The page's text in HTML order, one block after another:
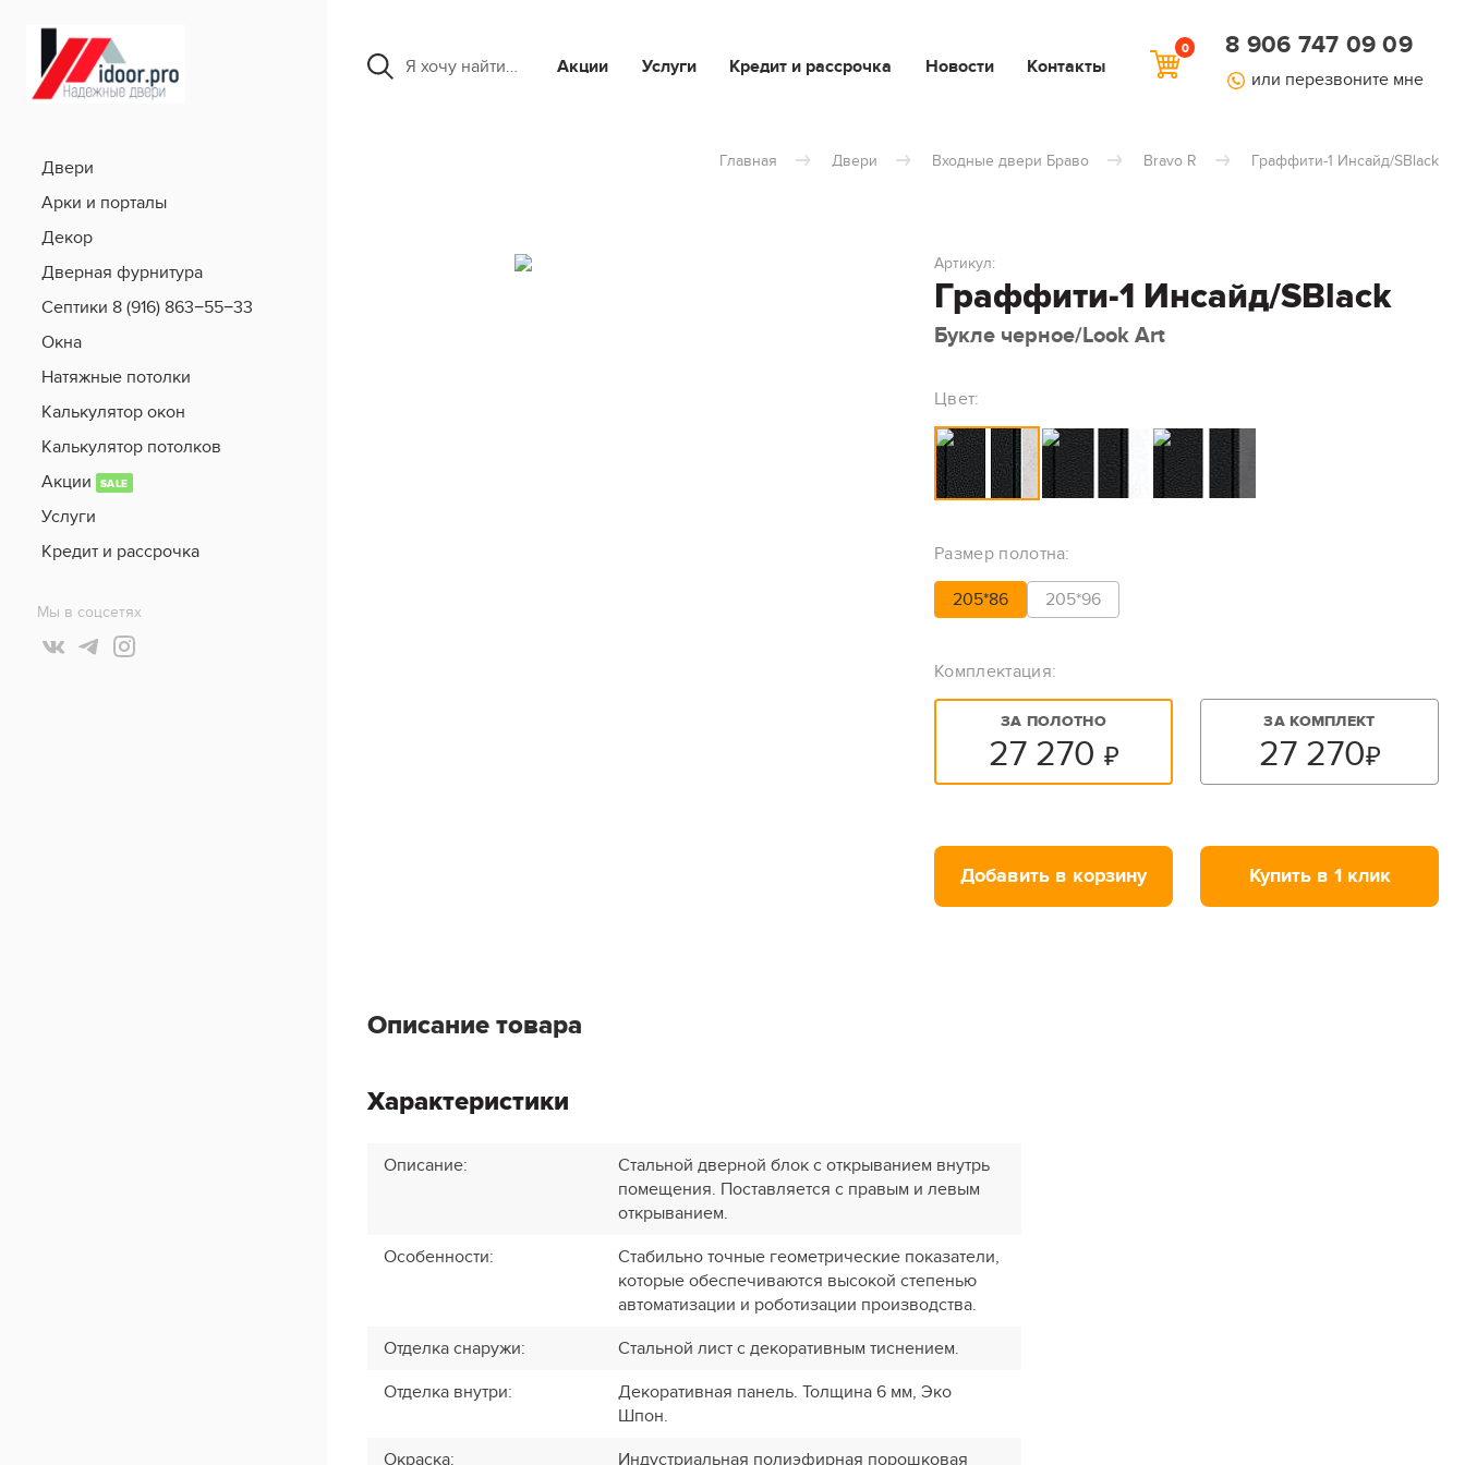
Я хочу найти… Акции Услуги Кредит и рассрочка Новости Контакты
0 8 906 747 09 09
или перезвоните мне
Двери
Арки и порталы
Декор
Дверная фурнитура
Септики 8 (916) 863−55−33
Окна
Натяжные потолки
Калькулятор окон
Калькулятор потолков
Акции
SALE
Услуги
Кредит и рассрочка
Мы в соцсетях
Главная Двери Входные двери Браво Bravo R Граффити-1 Инсайд/SBlack
Граффити-1 Инсайд/SBlack
Артикул:
Букле черное/Look Art
Цвет:
Размер полотна:
205*86 205*96
Комплектация:
ЗА ПОЛОТНО
27 270 ₽
ЗА КОМПЛЕКТ
27 270₽
Добавить в корзину Купить в 1 клик
Описание товара
Характеристики
Описание:
Стальной дверной блок с открыванием внутрь
помещения. Поставляется с правым и левым
открыванием.
Особенности:
Стабильно точные геометрические показатели,
которые обеспечиваются высокой степенью
автоматизации и роботизации производства.
Отделка снаружи:
Стальной лист с декоративным тиснением.
Отделка внутри:
Декоративная панель. Толщина 6 мм, Эко
Шпон.
Окраска:
Индустриальная полиэфирная порошковая